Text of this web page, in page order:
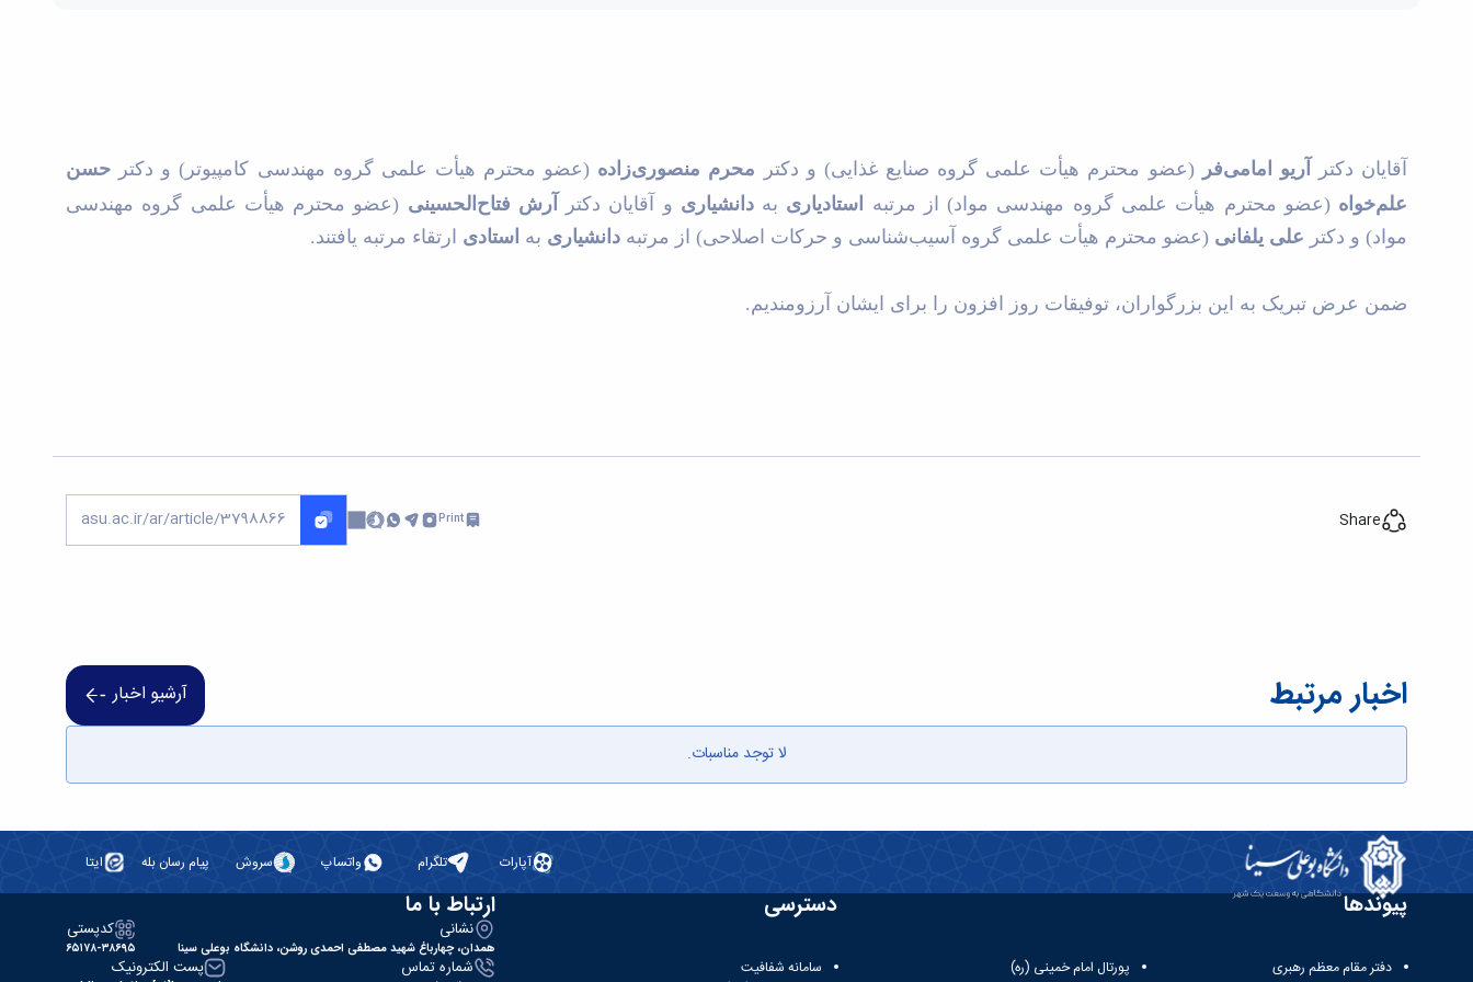
آقایان دکتر آریو امامی‌فر (عضو محترم هیأت علمی گروه صنایع غذایی) و دکتر محرم منصوری‌زاده (عضو محترم هیأت علمی گروه مهندسی کامپیوتر) و دکتر حسن
علم‌خواه (عضو محترم هیأت علمی گروه مهندسی مواد) از مرتبه استادیاری بهدانشیاری و آقایان دکتر آرش فتاح‌الحسینی (عضو محترم هیأت علمی گروه مهندسی
مواد) و دکتر علی یلفانی (عضو محترم هیأت علمی گروه آسیب‌شناسی و حرکات اصلاحی) از مرتبه دانشیاری به استادی ارتقاء مرتبه یافتند.
ضمن عرض تبریک به این بزرگواران، توفیقات روز افزون را برای ایشان آرزومندیم.
Share
Print
اخبار مرتبط آرشیو اخبار
لا توجد مناسبات.
آپارات تلگرام واتساپ سروش پیام رسان بله ایتا
پیوندها
دفتر مقام معظم رهبری پورتال امام خمینی (ره)
دسترسی
سامانه شفافیت
ارتباط با ما
نشانی
همدان، چهارباغ شهید مصطفی احمدی روشن، دانشگاه بوعلی سینا
کدپستی
۶۵۱۷۸-۳۸۶۹۵
شماره تماس پست الکترونیک